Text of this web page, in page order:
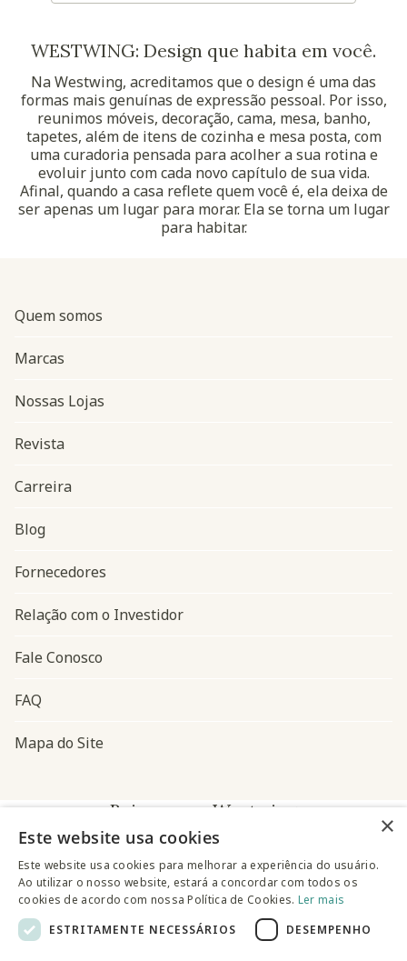
WESTWING: Design que habita em você.
Na Westwing, acreditamos que o design é uma das
formas mais genuínas de expressão pessoal. Por isso,
reunimos móveis, decoração, cama, mesa, banho,
tapetes, além de itens de cozinha e mesa posta, com
uma curadoria pensada para acolher a sua rotina e
evoluir junto com cada novo capítulo de sua vida.
Afinal, quando a casa reflete quem você é, ela deixa de
ser apenas um lugar para morar. Ela se torna um lugar
para habitar.
Navegação do rodapé
Quem somos
Marcas
Nossas Lojas
Revista
Carreira
Blog
Fornecedores
Relação com o Investidor
Fale Conosco
FAQ
Mapa do Site
Baixe o app Westwing
×
Este website usa cookies
Este website usa cookies para melhorar a experiência do usuário.
Ao utilizar o nosso website, estará a concordar com todos os
cookies de acordo com nossa Política de Cookies. Ler mais
ESTRITAMENTE NECESSÁRIOS
DESEMPENHO